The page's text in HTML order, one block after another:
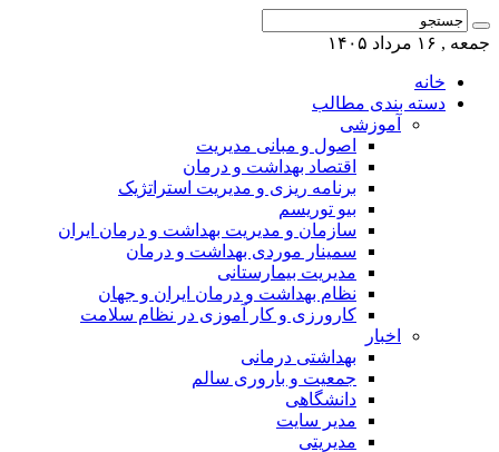
جمعه , ۱۶ مرداد ۱۴۰۵
خانه
دسته بندی مطالب
آموزشی
اصول و مبانی مدیریت
اقتصاد بهداشت و درمان
برنامه ریزی و مدیریت استراتژیک
بیو توریسم
سازمان و مدیریت بهداشت و درمان ایران
سمینار موردی بهداشت و درمان
مدیریت بیمارستانی
نظام بهداشت و درمان ایران و جهان
کارورزی و کار آموزی در نظام سلامت
اخبار
بهداشتی درمانی
جمعیت و باروری سالم
دانشگاهی
مدیر سایت
مدیریتی